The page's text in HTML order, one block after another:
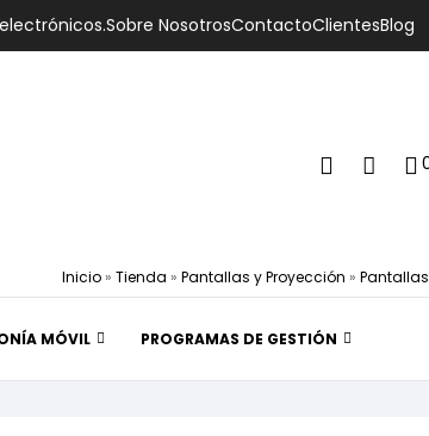
Sobre NosotrosContactoClientesBlog
Inicio » Tienda » Pantallas y Proyección » Pantallas
MÓVIL PROGRAMAS DE GESTIÓN